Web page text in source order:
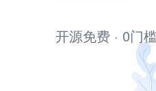
开源免费 · 0门